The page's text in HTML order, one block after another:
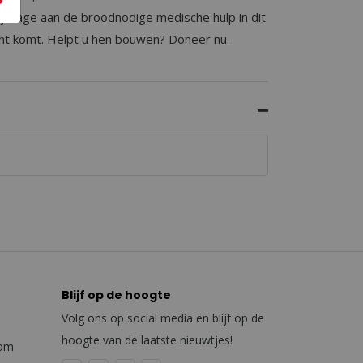
aan de broodnodige medische hulp in dit
komt. Helpt u hen bouwen? Doneer nu.
Blijf op de hoogte
Volg ons op social media en blijf op de
hoogte van de laatste nieuwtjes!